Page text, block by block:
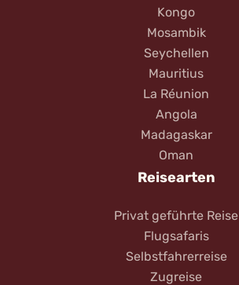
Kongo
Mosambik
Seychellen
Mauritius
La Réunion
Angola
Madagaskar
Oman
Reisearten
Privat geführte Reise
Flugsafaris
Selbstfahrerreise
Zugreise